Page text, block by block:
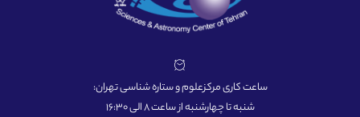
ساعت کاری مرکزعلوم و ستاره شناسی تهران:
شنبه تا چهارشنبه از ساعت 8 الی 16:30